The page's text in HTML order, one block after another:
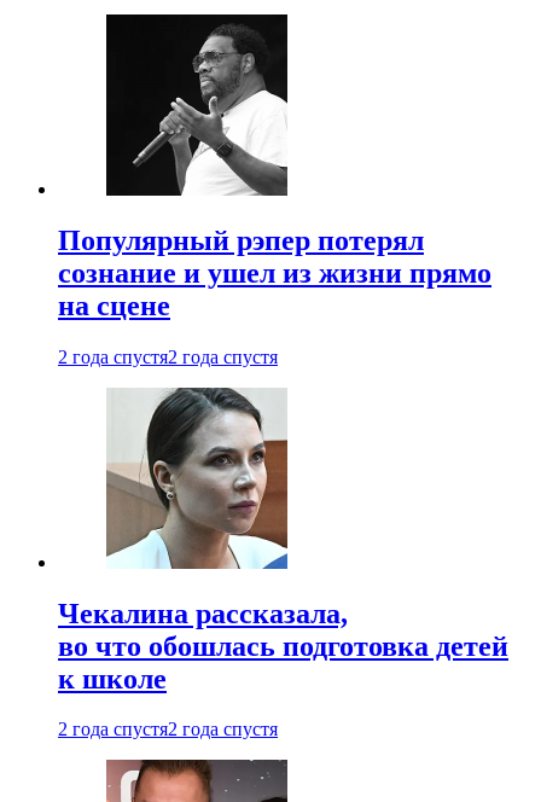
Популярный рэпер потерял
сознание и ушел из жизни прямо
на сцене
2 года спустя2 года спустя
Чекалина рассказала,
во что обошлась подготовка детей
к школе
2 года спустя2 года спустя